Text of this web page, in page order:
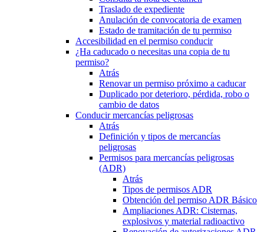
Traslado de expediente
Anulación de convocatoria de examen
Estado de tramitación de tu permiso
Accesibilidad en el permiso conducir
¿Ha caducado o necesitas una copia de tu
permiso?
Atrás
Renovar un permiso próximo a caducar
Duplicado por deterioro, pérdida, robo o
cambio de datos
Conducir mercancías peligrosas
Atrás
Definición y tipos de mercancías
peligrosas
Permisos para mercancías peligrosas
(ADR)
Atrás
Tipos de permisos ADR
Obtención del permiso ADR Básico
Ampliaciones ADR: Cisternas,
explosivos y material radioactivo